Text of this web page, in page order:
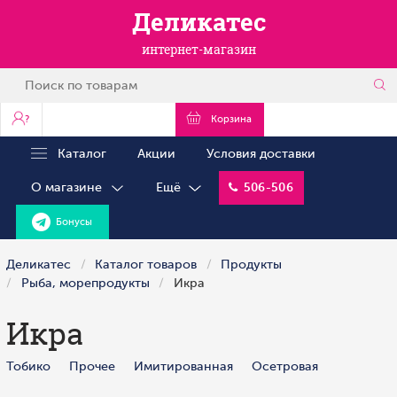
Деликатес
интернет-магазин
? Корзина
Каталог Акции Условия доставки
О магазине Ещё 506-506
Бонусы
Деликатес Каталог товаров
Продукты
Рыба, морепродукты
Икра
Икра
Тобико Прочее Имитированная Осетровая